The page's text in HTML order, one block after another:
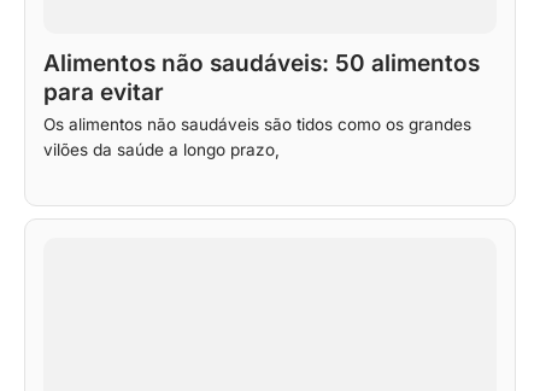
Alimentos não saudáveis: 50 alimentos
para evitar
Os alimentos não saudáveis são tidos como os grandes
vilões da saúde a longo prazo,